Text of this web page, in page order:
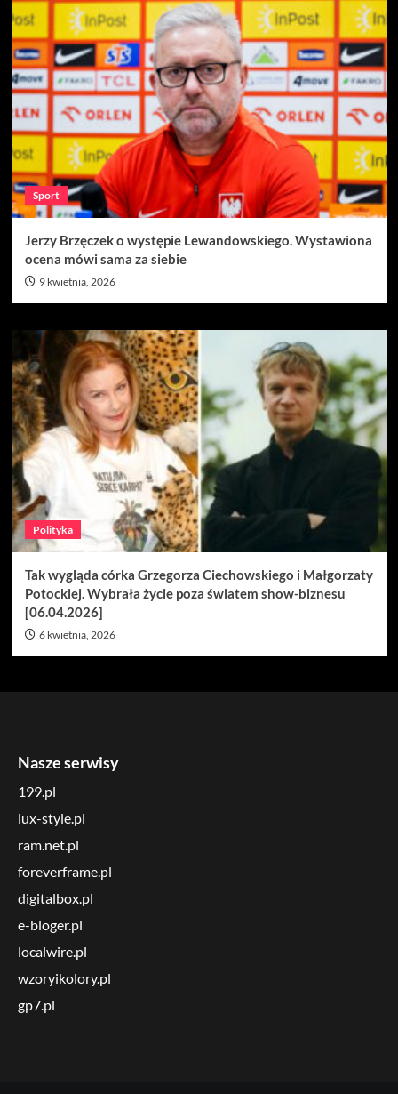
Sport
Jerzy Brzęczek o występie Lewandowskiego. Wystawiona
ocena mówi sama za siebie
9 kwietnia, 2026
Polityka
Tak wygląda córka Grzegorza Ciechowskiego i Małgorzaty
Potockiej. Wybrała życie poza światem show-biznesu
[06.04.2026]
6 kwietnia, 2026
Nasze serwisy
199.pl
lux-style.pl
ram.net.pl
foreverframe.pl
digitalbox.pl
e-bloger.pl
localwire.pl
wzoryikolory.pl
gp7.pl